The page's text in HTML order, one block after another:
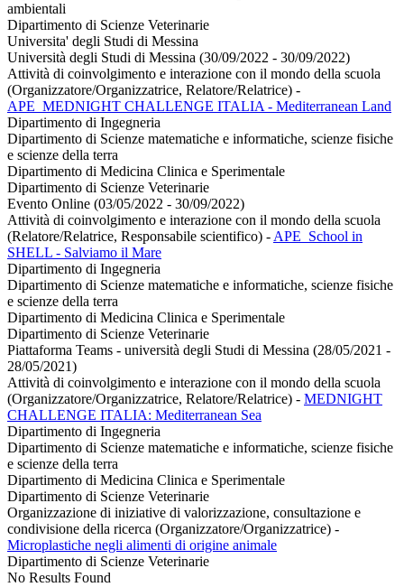
ambientali
Dipartimento di Scienze Veterinarie
Universita' degli Studi di Messina
Università degli Studi di Messina (30/09/2022 - 30/09/2022)
Attività di coinvolgimento e interazione con il mondo della scuola
(Organizzatore/Organizzatrice, Relatore/Relatrice) -
APE_MEDNIGHT CHALLENGE ITALIA - Mediterranean Land
Dipartimento di Ingegneria
Dipartimento di Scienze matematiche e informatiche, scienze fisiche
e scienze della terra
Dipartimento di Medicina Clinica e Sperimentale
Dipartimento di Scienze Veterinarie
Evento Online (03/05/2022 - 30/09/2022)
Attività di coinvolgimento e interazione con il mondo della scuola
(Relatore/Relatrice, Responsabile scientifico) - APE_School in
SHELL - Salviamo il Mare
Dipartimento di Ingegneria
Dipartimento di Scienze matematiche e informatiche, scienze fisiche
e scienze della terra
Dipartimento di Medicina Clinica e Sperimentale
Dipartimento di Scienze Veterinarie
Piattaforma Teams - università degli Studi di Messina (28/05/2021 -
28/05/2021)
Attività di coinvolgimento e interazione con il mondo della scuola
(Organizzatore/Organizzatrice, Relatore/Relatrice) - MEDNIGHT
CHALLENGE ITALIA: Mediterranean Sea
Dipartimento di Ingegneria
Dipartimento di Scienze matematiche e informatiche, scienze fisiche
e scienze della terra
Dipartimento di Medicina Clinica e Sperimentale
Dipartimento di Scienze Veterinarie
Organizzazione di iniziative di valorizzazione, consultazione e
condivisione della ricerca (Organizzatore/Organizzatrice) -
Microplastiche negli alimenti di origine animale
Dipartimento di Scienze Veterinarie
No Results Found